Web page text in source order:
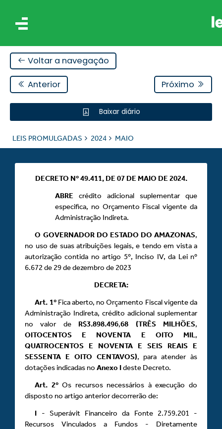
Voltar a navegação
Anterior Próximo
Baixar diário
LEIS PROMULGADAS 2024 MAIO
DECRETO Nº 49.411, DE 07 DE MAIO DE 2024.
ABRE crédito adicional suplementar que
especifica, no Orçamento Fiscal vigente da
Administração Indireta.
O GOVERNADOR DO ESTADO DO AMAZONAS,
no uso de suas atribuições legais, e tendo em vista a
autorização contida no artigo 5º, Inciso IV, da Lei nº
6.672 de 29 de dezembro de 2023
DECRETA:
Art. 1ºFica aberto, no Orçamento Fiscal vigente da
Administração Indireta, crédito adicional suplementar
no valor de R$3.898.496,68 (TRÊS MILHÕES,
OITOCENTOS E NOVENTA E OITO MIL,
QUATROCENTOS E NOVENTA E SEIS REAIS E
SESSENTA E OITO CENTAVOS), para atender às
dotações indicadas no Anexo Ideste Decreto.
Art. 2ºOs recursos necessários à execução do
disposto no artigo anterior decorrerão de:
I - Superávit Financeiro da Fonte 2.759.201 -
Recursos Vinculados a Fundos - Diretamente